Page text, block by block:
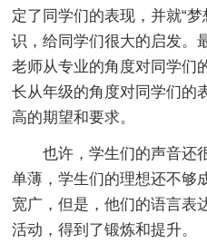
定了同学们的表现，并就“
识，给同学们很大的启发
老师从专业的角度对同学们
长从年级的角度对同学们的
高的期望和要求。
也许，学生们的声音还
单薄，学生们的理想还不够
宽广，但是，他们的语言表
活动，得到了锻炼和提升。